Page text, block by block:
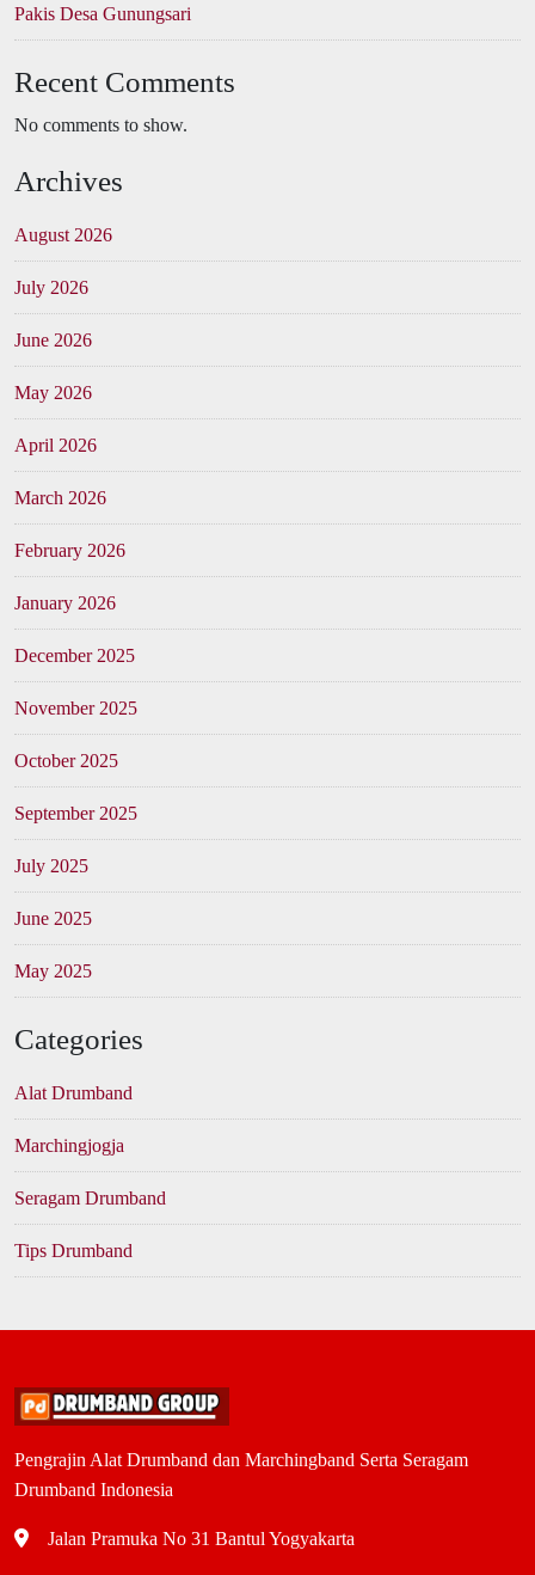
Pakis Desa Gunungsari
Recent Comments
No comments to show.
Archives
August 2026
July 2026
June 2026
May 2026
April 2026
March 2026
February 2026
January 2026
December 2025
November 2025
October 2025
September 2025
July 2025
June 2025
May 2025
Categories
Alat Drumband
Marchingjogja
Seragam Drumband
Tips Drumband
Pengrajin Alat Drumband dan Marchingband Serta Seragam
Drumband Indonesia
Jalan Pramuka No 31 Bantul Yogyakarta